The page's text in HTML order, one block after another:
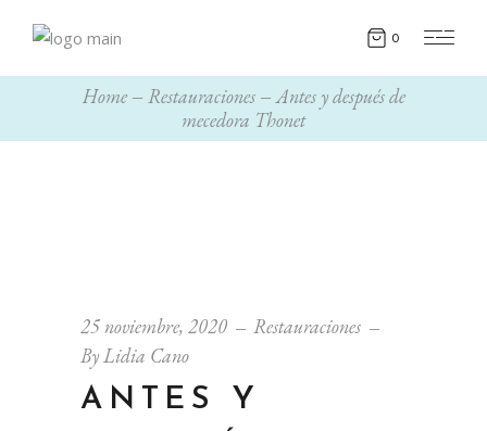
0
Home Restauraciones
Antes y después de
mecedora Thonet
25 noviembre, 2020
Restauraciones
ByLidia Cano
ANTES Y